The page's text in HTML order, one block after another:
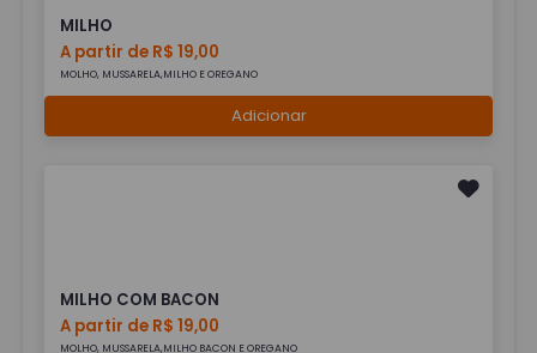
MILHO
A partir de R$ 19,00
MOLHO, MUSSARELA,MILHO E OREGANO
Adicionar
MILHO COM BACON
A partir de R$ 19,00
MOLHO, MUSSARELA,MILHO BACON E OREGANO